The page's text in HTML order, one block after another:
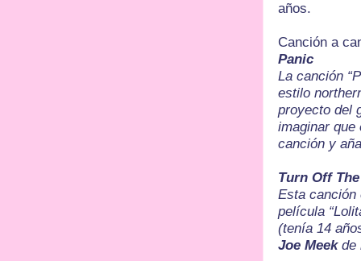
años.
Canción a
Panic
La canción
estilo
proyecto del
imaginar que
canción y
Turn Off
Esta canción
película
(tenía 14
Joe Meekde